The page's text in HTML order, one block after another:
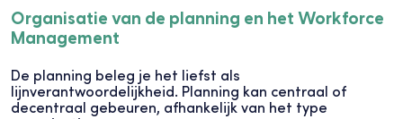
Organisatie van de planning en het Workforce
Management
De planning beleg je het liefst als
lijnverantwoordelijkheid. Planning kan centraal of
decentraal gebeuren, afhankelijk van het type